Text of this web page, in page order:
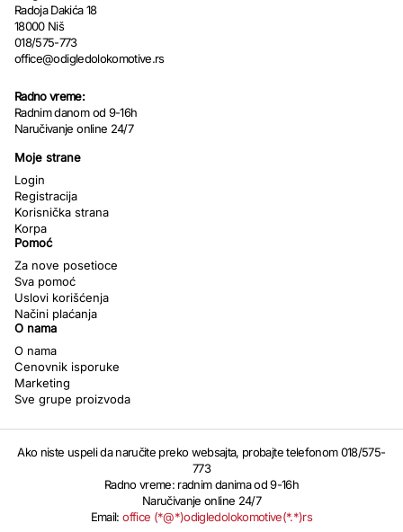
Radoja Dakića 18
18000 Niš
018/575-773
office@odigledolokomotive.rs
Radno vreme:
Radnim danom od 9-16h
Naručivanje online 24/7
Moje strane
Login
Registracija
Korisnička strana
Korpa
Pomoć
Za nove posetioce
Sva pomoć
Uslovi korišćenja
Načini plaćanja
O nama
O nama
Cenovnik isporuke
Marketing
Sve grupe proizvoda
Ako niste uspeli da naručite preko websajta, probajte telefonom 018/575-
773
Radno vreme: radnim danima od 9-16h
Naručivanje online 24/7
Email:office (*@*)odigledolokomotive(*.*)rs